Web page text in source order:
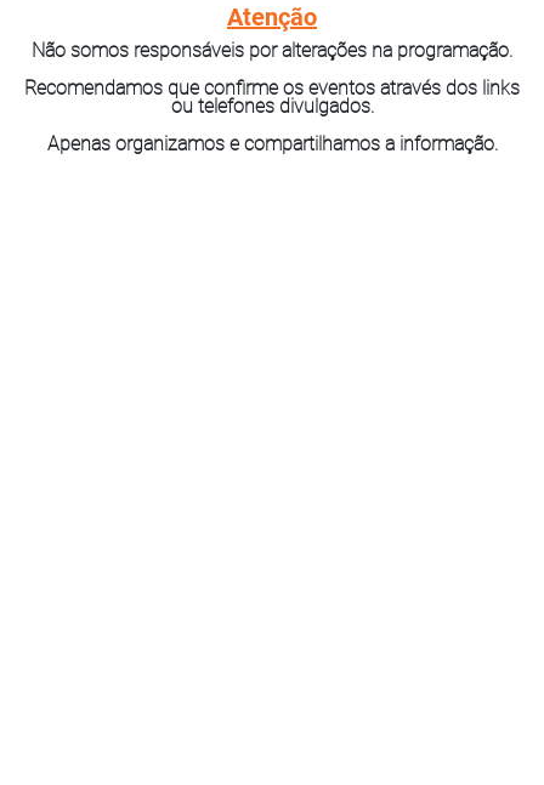
Atenção
Não somos responsáveis por alterações na programação.
Recomendamos que confirme os eventos através dos links
ou telefones divulgados.
Apenas organizamos e compartilhamos a informação.